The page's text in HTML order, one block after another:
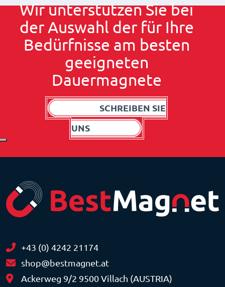
Wir unterstützen Sie bei
der Auswahl der für Ihre
Bedürfnisse am besten
geeigneten
Dauermagnete
SCHREIBEN SIE
UNS
+43 (0) 4242 21174
shop@bestmagnet.at
Ackerweg 9/2 9500 Villach (AUSTRIA)